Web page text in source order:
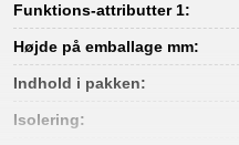
Funktions-attributter 1:
Højde på emballage mm:
Indhold i pakken:
Isolering: